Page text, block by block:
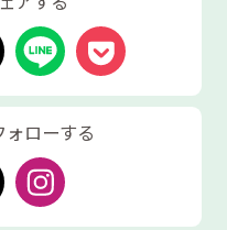
ローする